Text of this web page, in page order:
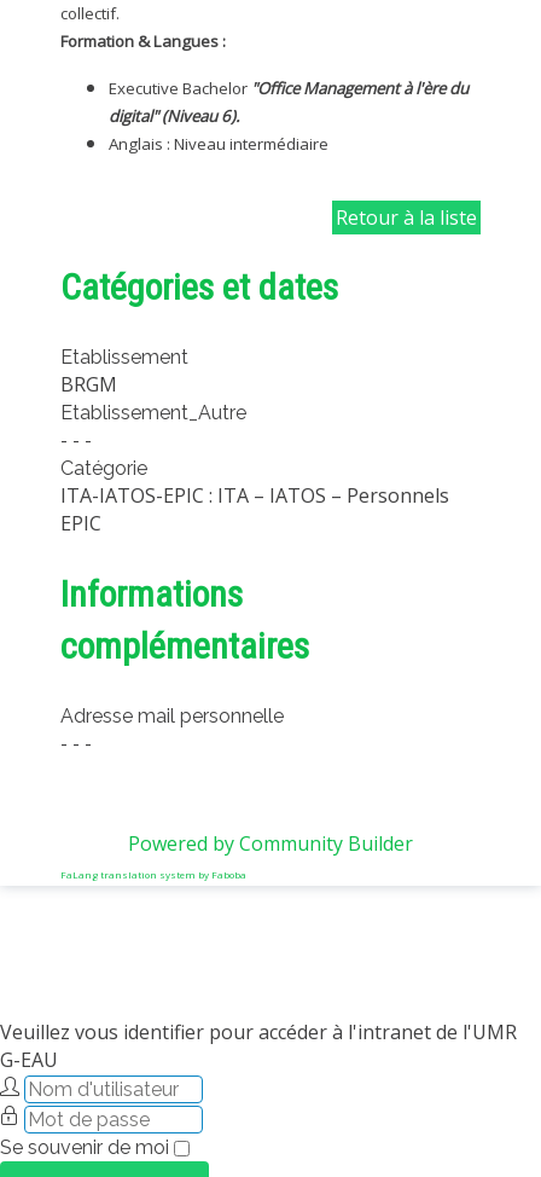
collectif.
Formation & Langues :
Executive Bachelor "Office Management à l'ère du
digital" (Niveau 6).
Anglais : Niveau intermédiaire
Retour à la liste
Catégories et dates
Etablissement
BRGM
Etablissement_Autre
- - -
Catégorie
ITA-IATOS-EPIC : ITA – IATOS – Personnels
EPIC
Informations
complémentaires
Adresse mail personnelle
- - -
Powered by Community Builder
FaLang translation system by Faboba
Veuillez vous identifier pour accéder à l'intranet de l'UMR
G-EAU
Se souvenir de moi